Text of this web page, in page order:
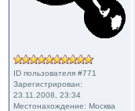
ID пользователя #771
Зарегистрирован:
23.11.2008, 23:34
Местонахождение: Москва